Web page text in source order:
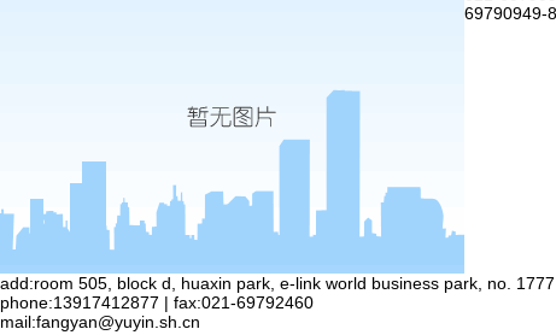
69790949-
add:room 505, block d, huaxin park, e-link world business park, no.
phone:13917412877 | fax:021-69792460
mail:fangyan@yuyin.sh.cn